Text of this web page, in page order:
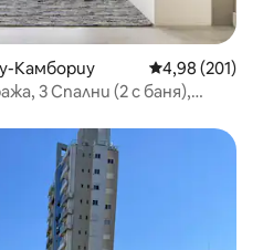
Камбориу Средна
4,98 (201)
3 Спални (2 с баня),